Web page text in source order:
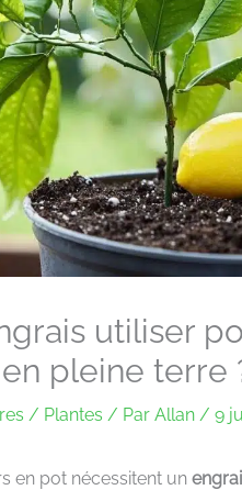
utiliser
pleine terre
/ Plantes / Par Allan / 9
en pot nécessitent un